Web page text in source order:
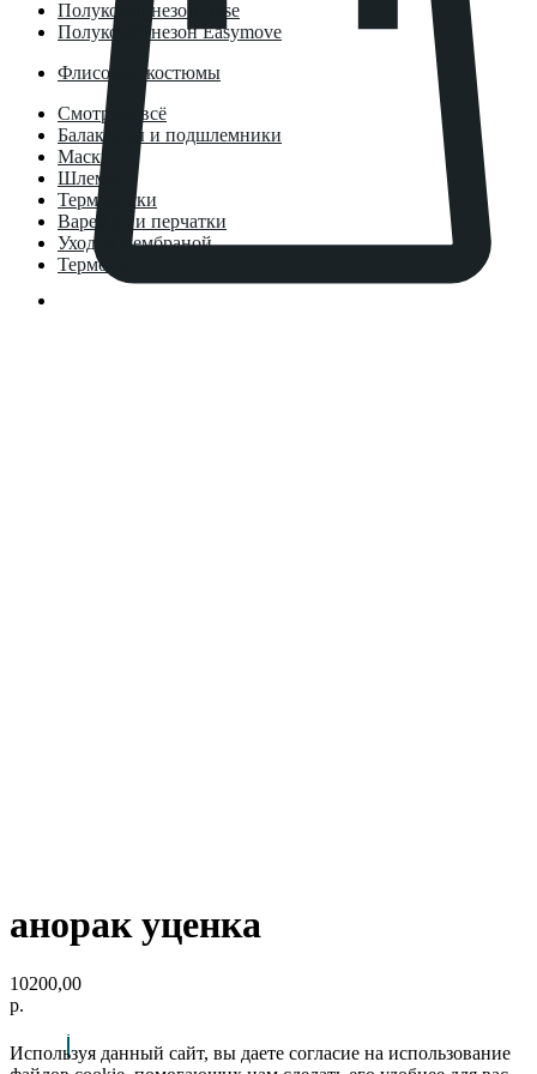
Полукомбинезон Base
Полукомбинезон Easymove
Флисовые костюмы
Смотреть всё
Балаклавы и подшлемники
Маски
Шлемы
Термоноски
Варежки и перчатки
Уход за мембраной
Термосы
анорак уценка
10200,00
р.
Используя данный сайт, вы даете согласие на использование